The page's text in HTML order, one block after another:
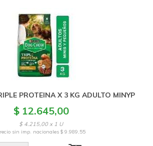
PROTEINA X 3 KG ADULTO MINYP
$ 12.645,00
$ 4.215,00 x 1 U
sin imp. nacionales$ 9.989,55